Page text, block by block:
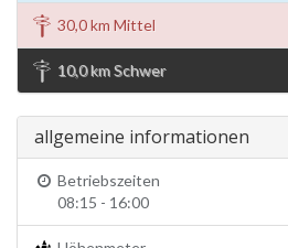
30,0 km Mittel
10,0 km Schwer
allgemeine informationen
Betriebszeiten
08:15 - 16:00